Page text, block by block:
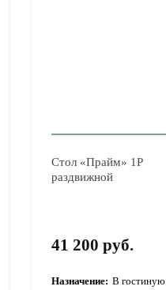
Стол «Прайм» 1P
раздвижной
41 200 руб.
Назначение: В гостиную